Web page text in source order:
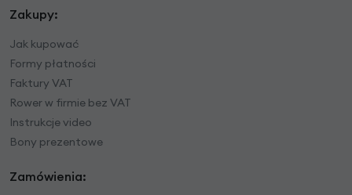
Zakupy:
Jak kupować
Formy płatności
Faktury VAT
Rower w firmie bez VAT
Instrukcje video
Bony prezentowe
Zamówienia: